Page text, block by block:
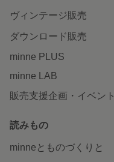
ヴィンテージ販売
ダウンロード販売
minne PLUS
minne LAB
販売支援企画・イベント
読みもの
minneとものづくりと